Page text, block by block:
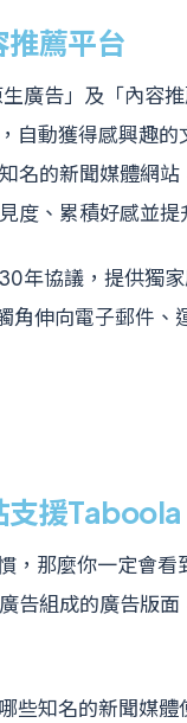
薦平台
廣告」及「內容
自動獲得感興趣
名的新聞媒體網站
度、累積好感並提
年協議，提供獨
伸向電子郵件、
援Taboola
，那麼你一定會
告組成的廣告版
些知名的新聞媒